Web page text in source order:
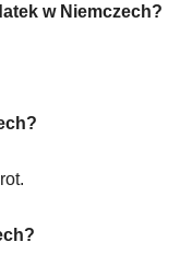
w Niemczech?